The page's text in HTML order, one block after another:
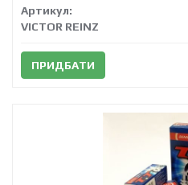
Артикул:
VICTOR REINZ
ПРИДБАТИ